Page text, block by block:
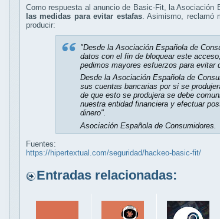
Como respuesta al anuncio de Basic-Fit, la Asociación
las medidas para evitar estafas. Asimismo, reclamó
producir:
"Desde la Asociación Española de
datos con el fin de bloquear este
pedimos mayores esfuerzos para evitar
Desde la Asociación Española de
sus cuentas bancarias por si se
de que esto se produjera se debe
nuestra entidad financiera y efectuar
dinero".
Asociación Española de Consumidores.
Fuentes:
https://hipertextual.com/seguridad/hackeo-basic-fit/
Entradas relacionadas: